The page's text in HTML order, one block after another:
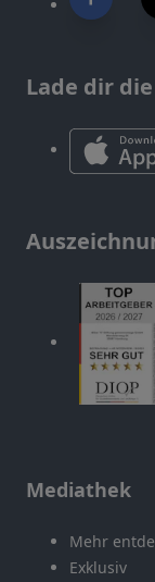
Lade dir
Mediathek
Mehr
Exklusiv